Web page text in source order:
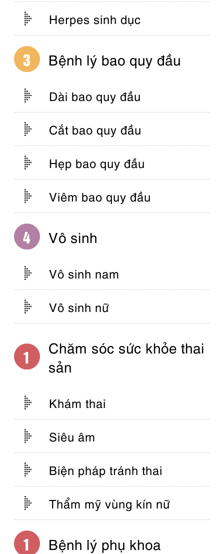
Herpes sinh dục
Bệnh lý bao quy đầu
Dài bao quy đầu
Cắt bao quy đầu
Hẹp bao quy đầu
Viêm bao quy đầu
Vô sinh
Vô sinh nam
Vô sinh nữ
Chăm sóc sức khỏe thai
sản
Khám thai
Siêu âm
Biện pháp tránh thai
Thẩm mỹ vùng kín nữ
Bệnh lý phụ khoa